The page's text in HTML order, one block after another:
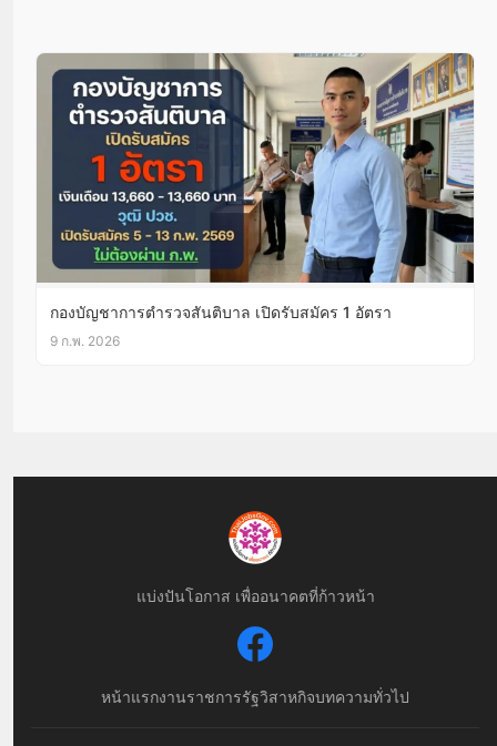
กองบัญชาการตํารวจสันติบาล เปิดรับสมัคร 1 อัตรา
9 ก.พ. 2026
แบ่งปันโอกาส เพื่ออนาคตที่ก้าวหน้า
หน้าแรกงานราชการรัฐวิสาหกิจบทความทั่วไป